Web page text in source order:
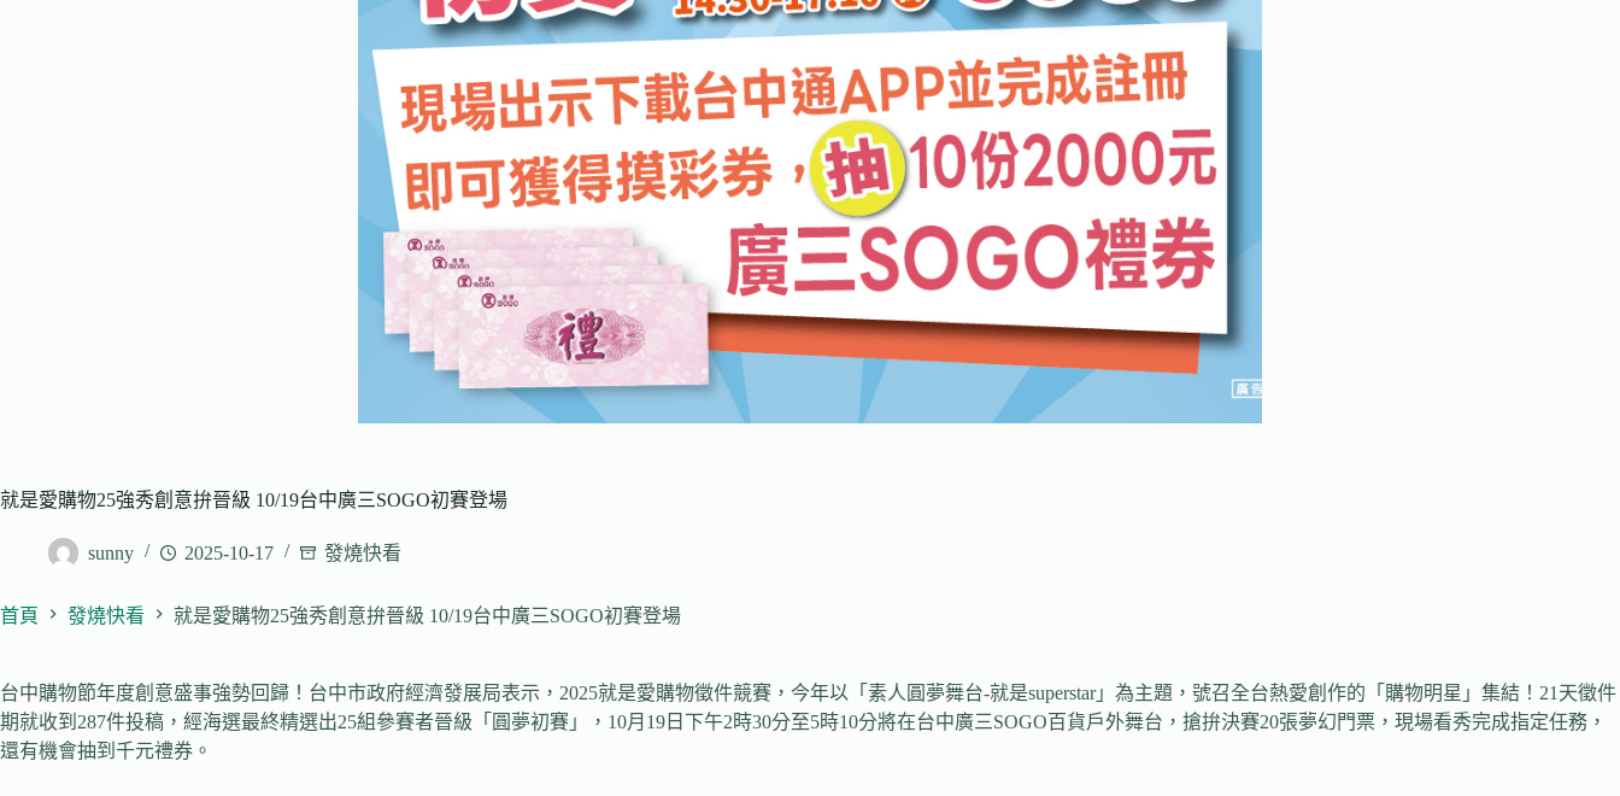
就是愛購物25強秀創意拚晉級 10/19台中廣三SOGO初賽登場
sunny 2025-10-17 發燒快看
首頁 發燒快看 就是愛購物25強秀創意拚晉級 10/19台中廣三SOGO初賽登場
台中購物節年度創意盛事強勢回歸！台中市政府經濟發展局表示，2025就是愛購物徵件競賽，今年以「素人圓夢舞台-就是superstar」為主題，號召全台熱愛創作的「購物明星」集結！21天徵件
期就收到287件投稿，經海選最終精選出25組參賽者晉級「圓夢初賽」，10月19日下午2時30分至5時10分將在台中廣三SOGO百貨戶外舞台，搶拚決賽20張夢幻門票，現場看秀完成指定任務，
還有機會抽到千元禮券。